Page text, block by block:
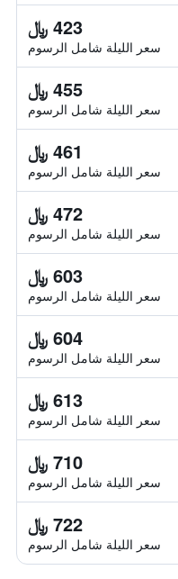
423 ﷼
سعر الليلة شامل الرسوم
455 ﷼
سعر الليلة شامل الرسوم
461 ﷼
سعر الليلة شامل الرسوم
472 ﷼
سعر الليلة شامل الرسوم
603 ﷼
سعر الليلة شامل الرسوم
604 ﷼
سعر الليلة شامل الرسوم
613 ﷼
سعر الليلة شامل الرسوم
710 ﷼
سعر الليلة شامل الرسوم
722 ﷼
سعر الليلة شامل الرسوم